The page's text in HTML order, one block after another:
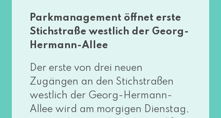
Parkmanagement öff­net ers­te
Stichstraße west­lich der Georg-
Hermann-Allee
Der ers­te von drei neu­en
Zugängen an den Stichstraßen
west­lich der Georg-Hermann-
Allee wird am mor­gi­gen Dienstag,